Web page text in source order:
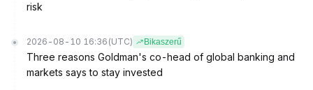
risk
2026-08-10 16:36 (UTC) Bikaszerű
Three reasons Goldman's co-head of global banking and
markets says to stay invested